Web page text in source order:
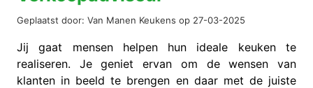
Geplaatst door: Van Manen Keukens op 27-03-2025
Jij gaat mensen helpen hun ideale keuken te
realiseren. Je geniet ervan om de wensen van
klanten in beeld te brengen en daar met de juiste